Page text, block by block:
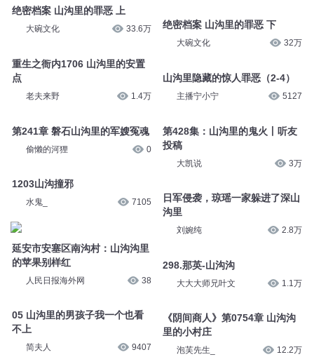
绝密档案 山沟里的罪恶 上
大碗文化 33.6万
重生之衙内1706 山沟里的安置
点
老夫来野 1.4万
第241章 磐石山沟里的军嫂冤魂
偷懒的河狸 0
1203山沟撞邪
水鬼_ 7105
延安市安塞区南沟村：山沟沟里
的苹果别样红
人民日报海外网 38
05 山沟里的男孩子我一个也看
不上
简夫人 9407
绝密档案 山沟里的罪恶 下
大碗文化 32万
山沟里隐藏的惊人罪恶（2-4）
主播宁小宁 5127
第428集：山沟里的鬼火丨听友
投稿
大凯说 3万
日军侵袭，琼瑶一家躲进了深山
沟里
刘婉纯 2.8万
298.那英-山沟沟
大大大师兄叶文 1.1万
《阴间商人》第0754章 山沟沟
里的小村庄
泡芙先生_ 12.2万